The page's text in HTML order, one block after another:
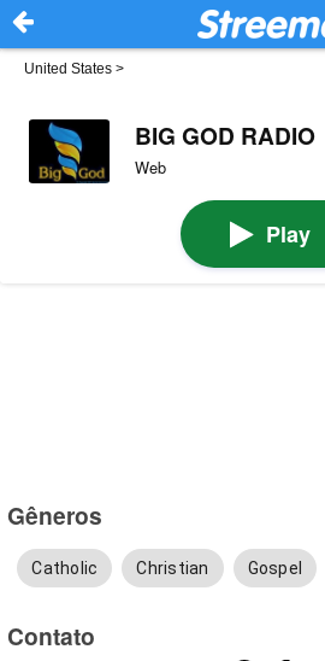
United States >
BIG GOD RADIO
Web
Play
Gêneros
Catholic Christian Gospel
Contato